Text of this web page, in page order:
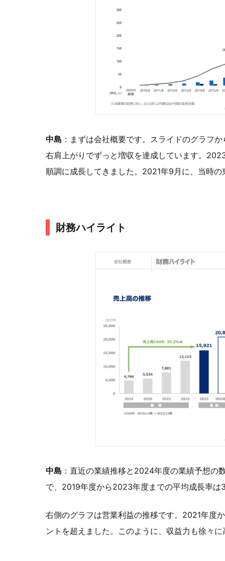
中島 ：まずは会社概要です。スライドのグラフ
右肩上がりでずっと増収を達成しています。
順調に成長してきました。2021年9月に、当時
財務ハイライト
中島 ：直近の業績推移と2024年度の業績予想の
で、2019年度から2023年度までの平均成長率
右側のグラフは営業利益の推移です。2021年度
ントを超えました。このように、収益力も徐々